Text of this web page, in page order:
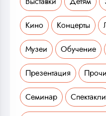
Кино Концерты
Музеи Обучение
Презентация
Семинар Спектакли